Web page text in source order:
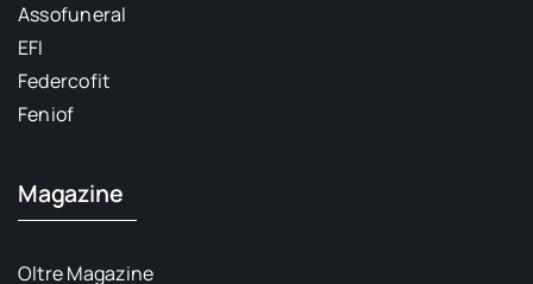
Assofuneral
EFI
Federcofit
Feniof
Magazine
Oltre Magazine